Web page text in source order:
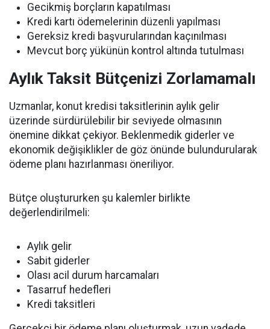
Gecikmiş borçların kapatılması
Kredi kartı ödemelerinin düzenli yapılması
Gereksiz kredi başvurularından kaçınılması
Mevcut borç yükünün kontrol altında tutulması
Aylık Taksit Bütçenizi Zorlamamalı
Uzmanlar, konut kredisi taksitlerinin aylık gelir
üzerinde sürdürülebilir bir seviyede olmasının
önemine dikkat çekiyor. Beklenmedik giderler ve
ekonomik değişiklikler de göz önünde bulundurularak
ödeme planı hazırlanması öneriliyor.
Bütçe oluştururken şu kalemler birlikte
değerlendirilmeli:
Aylık gelir
Sabit giderler
Olası acil durum harcamaları
Tasarruf hedefleri
Kredi taksitleri